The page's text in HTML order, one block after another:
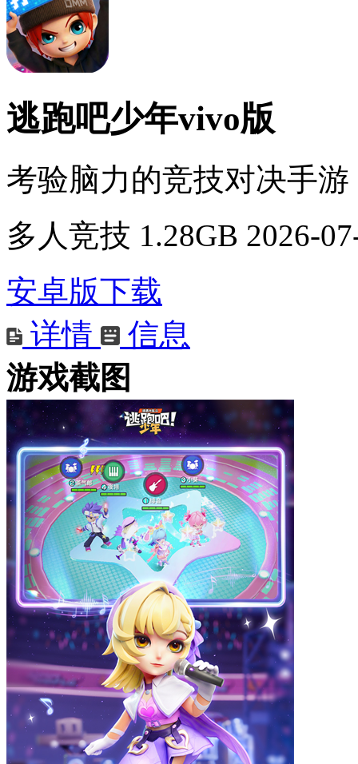
逃跑吧少年vivo版
考验脑力的竞技对决手游
多人竞技 1.28GB 2026-
安卓版下载
详情
信息
游戏截图